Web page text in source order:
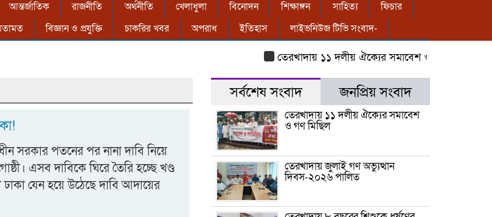
আন্তর্জাতিক রাজনীতি অর্থনীতি খেলাধুলা বিনোদন শিক্ষাঙ্গন সাহিত্য
ফিচার
বিজ্ঞান ও প্রযুক্তি চাকরির খবর অপরাধ ইতিহাস লাইভনিউজ টিভি সংবাদ-
তেরখাদায় ১১ দলীয় ঐক্যের সমাবেশ ও গণ মিছিল
সরকার পতনের পর নানা দাবি নিয়ে
এসব দাবিকে ঘিরে তৈরি হচ্ছে খণ্ড
যেন হয়ে উঠেছে দাবি আদায়ের
সর্বশেষ সংবাদ জনপ্রিয় সংবাদ
তেরখাদায় ১১ দলীয় ঐক্যের সমাবেশ
ও গণ মিছিল
তেরখাদায় জুলাই গণ অভ্যুত্থান
দিবস-২০২৬ পালিত